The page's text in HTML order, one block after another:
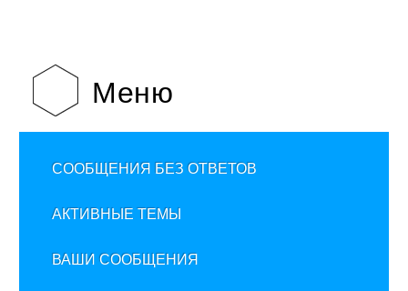
Меню
СООБЩЕНИЯ БЕЗ ОТВЕТОВ
АКТИВНЫЕ ТЕМЫ
ВАШИ СООБЩЕНИЯ